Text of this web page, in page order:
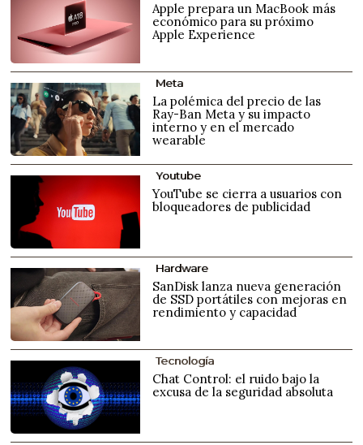
Apple prepara un MacBook más
económico para su próximo
Apple Experience
Meta
La polémica del precio de las
Ray-Ban Meta y su impacto
interno y en el mercado
wearable
Youtube
YouTube se cierra a usuarios con
bloqueadores de publicidad
Hardware
SanDisk lanza nueva generación
de SSD portátiles con mejoras en
rendimiento y capacidad
Tecnología
Chat Control: el ruido bajo la
excusa de la seguridad absoluta